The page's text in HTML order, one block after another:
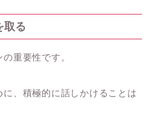
取る
重要性です。
、積極的に話しかけることは